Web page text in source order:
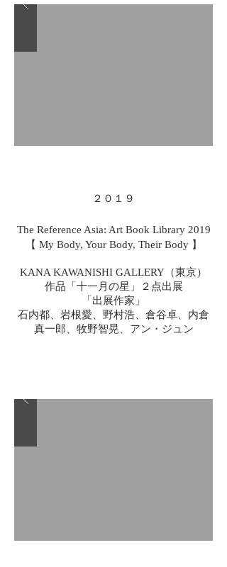
２０１９
The Reference Asia: Art Book Library 2019
【 My Body, Your Body, Their Body 】
KANA KAWANISHI GALLERY（東京）
作品「十一月の星」２点出展
「出展作家」
石内都、岩根愛、野村浩、倉谷卓、内倉
真一郎、牧野智晃、アン・ジュン